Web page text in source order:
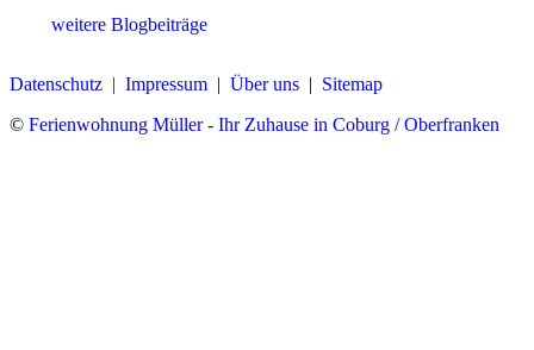
weitere Blogbeiträge
Datenschutz | Impressum | Über uns | Sitemap
© Ferienwohnung Müller - Ihr Zuhause in Coburg / Oberfranken